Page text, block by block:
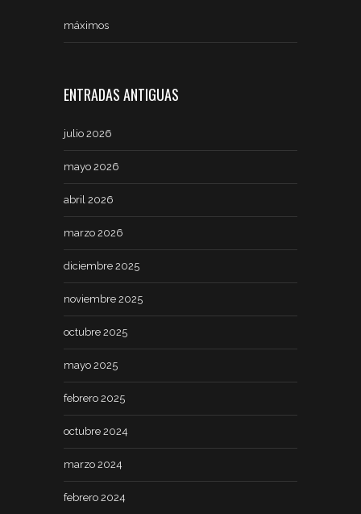
máximos
ENTRADAS ANTIGUAS
julio 2026
mayo 2026
abril 2026
marzo 2026
diciembre 2025
noviembre 2025
octubre 2025
mayo 2025
febrero 2025
octubre 2024
marzo 2024
febrero 2024